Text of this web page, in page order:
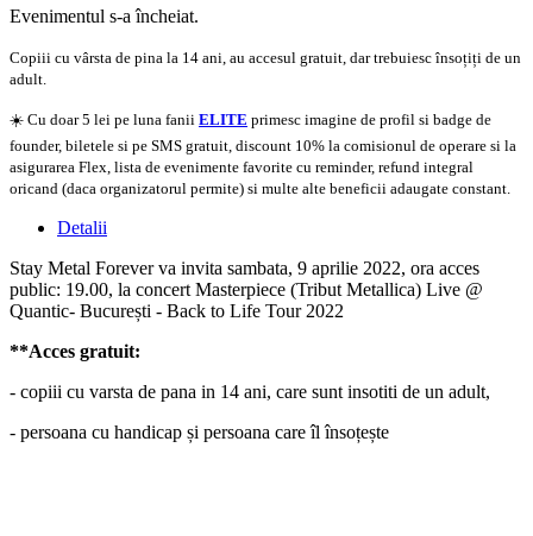
Evenimentul s-a încheiat.
Copiii cu vârsta de pina la 14 ani, au accesul gratuit, dar trebuiesc însoțiți de un
adult.
☀️ Cu doar 5 lei pe luna fanii ELITE primesc imagine de profil si badge de
founder, biletele si pe SMS gratuit, discount 10% la comisionul de operare si la
asigurarea Flex, lista de evenimente favorite cu reminder, refund integral
oricand (daca organizatorul permite) si multe alte beneficii adaugate constant.
Detalii
Stay Metal Forever va invita sambata, 9 aprilie 2022, ora acces
public: 19.00, la concert Masterpiece (Tribut Metallica) Live @
Quantic- București - Back to Life Tour 2022
**Acces gratuit:
- copiii cu varsta de pana in 14 ani, care sunt insotiti de un adult,
- persoana cu handicap și persoana care îl însoțește